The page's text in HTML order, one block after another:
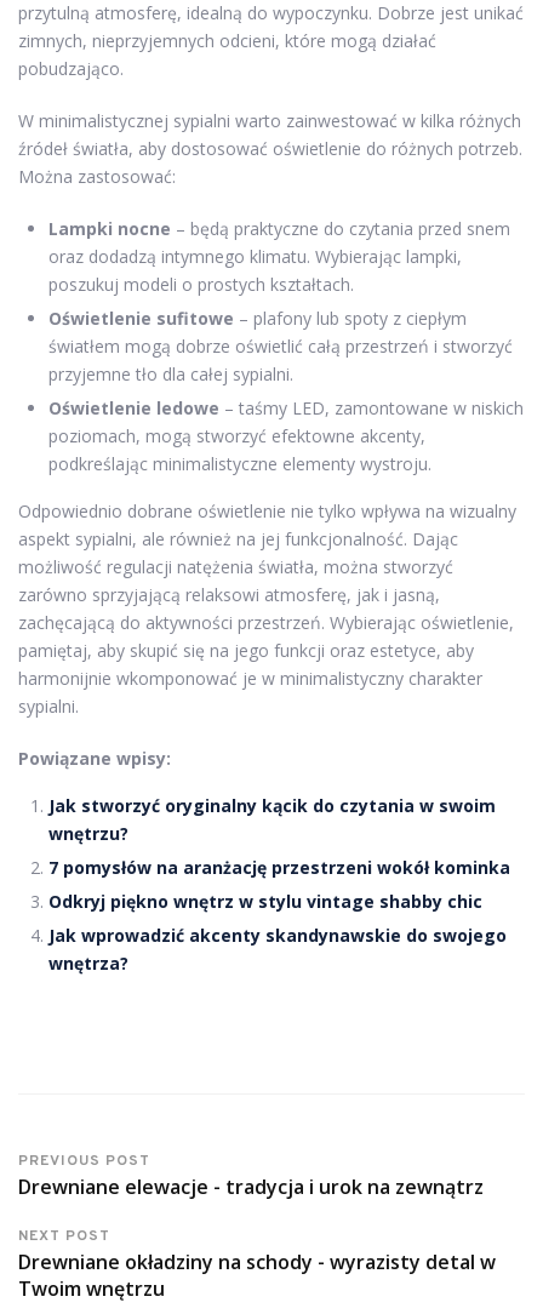
przytulną atmosferę, idealną do wypoczynku. Dobrze jest unikać
zimnych, nieprzyjemnych odcieni, które mogą działać
pobudzająco.
W minimalistycznej sypialni warto zainwestować w kilka różnych
źródeł światła, aby dostosować oświetlenie do różnych potrzeb.
Można zastosować:
Lampki nocne – będą praktyczne do czytania przed snem
oraz dodadzą intymnego klimatu. Wybierając lampki,
poszukuj modeli o prostych kształtach.
Oświetlenie sufitowe – plafony lub spoty z ciepłym
światłem mogą dobrze oświetlić całą przestrzeń i stworzyć
przyjemne tło dla całej sypialni.
Oświetlenie ledowe – taśmy LED, zamontowane w niskich
poziomach, mogą stworzyć efektowne akcenty,
podkreślając minimalistyczne elementy wystroju.
Odpowiednio dobrane oświetlenie nie tylko wpływa na wizualny
aspekt sypialni, ale również na jej funkcjonalność. Dając
możliwość regulacji natężenia światła, można stworzyć
zarówno sprzyjającą relaksowi atmosferę, jak i jasną,
zachęcającą do aktywności przestrzeń. Wybierając oświetlenie,
pamiętaj, aby skupić się na jego funkcji oraz estetyce, aby
harmonijnie wkomponować je w minimalistyczny charakter
sypialni.
Powiązane wpisy:
Jak stworzyć oryginalny kącik do czytania w swoim
wnętrzu?
7 pomysłów na aranżację przestrzeni wokół kominka
Odkryj piękno wnętrz w stylu vintage shabby chic
Jak wprowadzić akcenty skandynawskie do swojego
wnętrza?
PREVIOUS POST
Drewniane elewacje - tradycja i urok na zewnątrz
NEXT POST
Drewniane okładziny na schody - wyrazisty detal w
Twoim wnętrzu